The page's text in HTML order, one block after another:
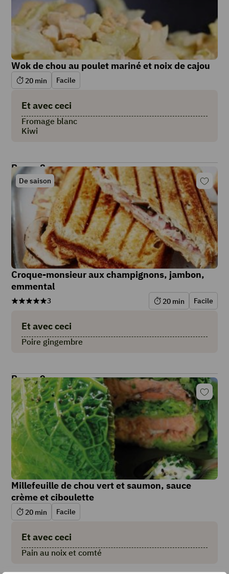
Wok de chou au poulet mariné et noix de cajou
20 min Facile
Et avec ceci
Fromage blanc
Kiwi
Repas 8
De saison
Croque-monsieur aux champignons, jambon,
emmental
3 20 min Facile
Et avec ceci
Poire gingembre
Repas 9
Millefeuille de chou vert et saumon, sauce
crème et ciboulette
20 min Facile
Et avec ceci
Pain au noix et comté